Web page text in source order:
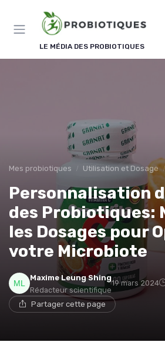
LE MÉDIA DES PROBIOTIQUES
Mes probiotiques Utilisation et Dosage
Personnalisation
des Probiotiques:
les Dosages pour
votre Microbiote
Maxime Leung Shing
Rédacteur scientifique
19 mars 2024
Partager cette page